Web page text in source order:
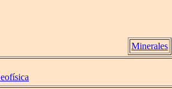
Minerales